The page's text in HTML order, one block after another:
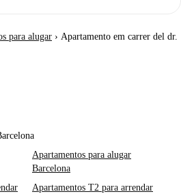
para alugar › Apartamento em carrer del dr.
Apartamentos para alugar
Barcelona
Apartamentos T2 para arrendar